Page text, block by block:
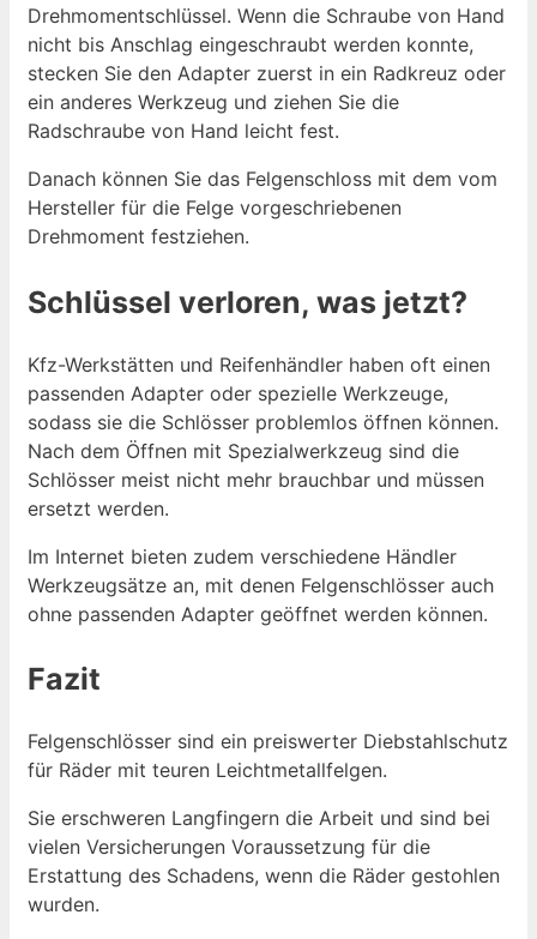
Drehmomentschlüssel. Wenn die Schraube von Hand
nicht bis Anschlag eingeschraubt werden konnte,
stecken Sie den Adapter zuerst in ein Radkreuz oder
ein anderes Werkzeug und ziehen Sie die
Radschraube von Hand leicht fest.
Danach können Sie das Felgenschloss mit dem vom
Hersteller für die Felge vorgeschriebenen
Drehmoment festziehen.
Schlüssel verloren, was jetzt?
Kfz-Werkstätten und Reifenhändler haben oft einen
passenden Adapter oder spezielle Werkzeuge,
sodass sie die Schlösser problemlos öffnen können.
Nach dem Öffnen mit Spezialwerkzeug sind die
Schlösser meist nicht mehr brauchbar und müssen
ersetzt werden.
Im Internet bieten zudem verschiedene Händler
Werkzeugsätze an, mit denen Felgenschlösser auch
ohne passenden Adapter geöffnet werden können.
Fazit
Felgenschlösser sind ein preiswerter Diebstahlschutz
für Räder mit teuren Leichtmetallfelgen.
Sie erschweren Langfingern die Arbeit und sind bei
vielen Versicherungen Voraussetzung für die
Erstattung des Schadens, wenn die Räder gestohlen
wurden.